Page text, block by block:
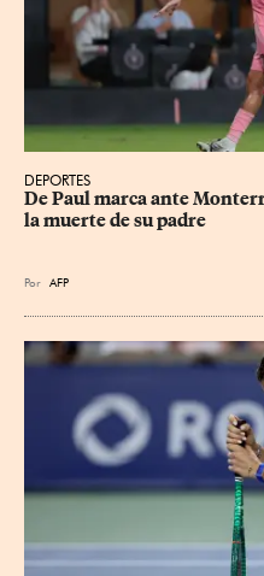
DEPORTES
De Paul marca ante
la muerte de su padre
Por AFP